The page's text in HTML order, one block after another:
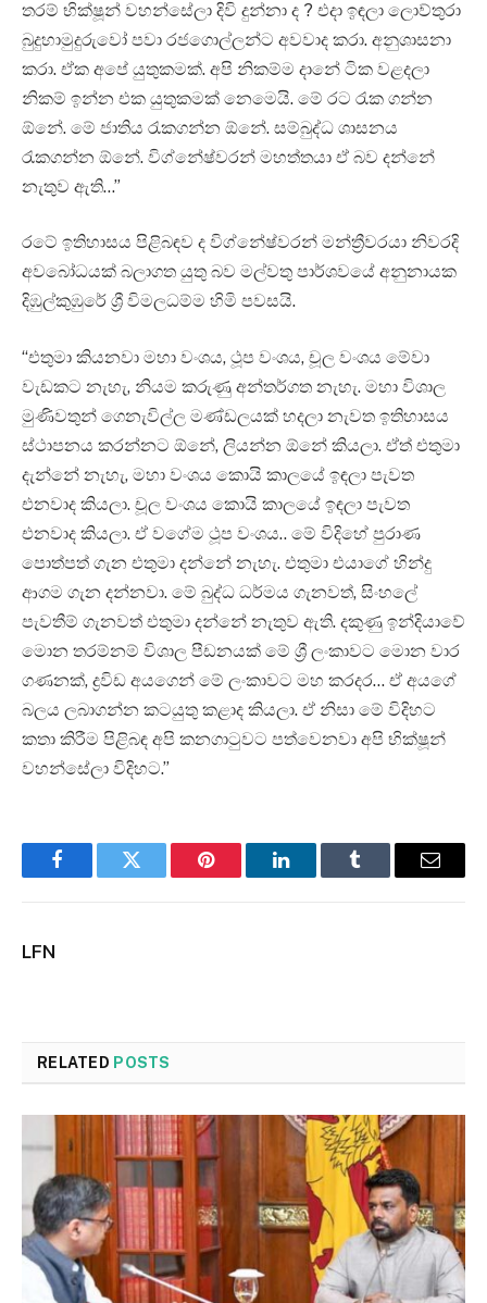
තරම් භික්ෂූන් වහන්සේලා දිවි දුන්නා ද ? එදා ඉඳලා ලොව්තුරා
බුදුහාමුදුරුවෝ පවා රජගොල්ලන්ට අවවාද කරා. අනුශාසනා
කරා. ඒක අපේ යුතුකමක්. අපි නිකම්ම දානේ ටික වළදලා
නිකම් ඉන්න එක යුතුකමක් නෙමෙයි. මේ රට රැක ගන්න
ඕනේ. මේ ජාතිය රැකගන්න ඕනේ. සම්බුද්ධ ශාසනය
රැකගන්න ඕනේ. විග්නේෂ්වරන් මහත්තයා ඒ බව දන්නේ
නැතුව ඇති…”
රටේ ඉතිහාසය පිළිබඳව ද විග්නේෂ්වරන් මන්ත්‍රීවරයා නිවරදි
අවබෝධයක් බලාගත යුතු බව මල්වතු පාර්ශවයේ අනුනායක
දිඹුල්කුඹුරේ ශ්‍රී විමලධම්ම හිමි පවසයි.
“එතුමා කියනවා මහා වංශය, ථූප වංශය, චූල වංශය මේවා
වැඩකට නැහැ, නියම කරුණු අන්තර්ගත නැහැ. මහා විශාල
මුණිවතුන් ගෙනැවිල්ල මණ්ඩලයක් හදලා නැවත ඉතිහාසය
ස්ථාපනය කරන්නට ඕනේ, ලියන්න ඕනේ කියලා. ඒත් එතුමා
දැන්නේ නැහැ, මහා වංශය කොයි කාලයේ ඉඳලා පැවත
එනවාද කියලා. චූල වංශය කොයි කාලයේ ඉඳලා පැවත
එනවාද කියලා. ඒ වගේම ථූප වංශය.. මේ විදිහේ පුරාණ
පොත්පත් ගැන එතුමා දන්නේ නැහැ. එතුමා එයාගේ හින්දු
ආගම ගැන දන්නවා. මේ බුද්ධ ධර්මය ගැනවත්, සිංහලේ
පැවතීම් ගැනවත් එතුමා දන්නේ නැතුව ඇති. දකුණු ඉන්දියාවේ
මොන තරම්නම් විශාල පීඩනයක් මේ ශ්‍රී ලංකාවට මොන වාර
ගණනක්, ද්‍රවිඩ අයගෙන් මේ ලංකාවට මහ කරදර… ඒ අයගේ
බලය ලබාගන්න කටයුතු කළාද කියලා. ඒ නිසා මේ විදිහට
කතා කිරීම පිළිබඳ අපි කනගාටුවට පත්වෙනවා අපි භික්ෂූන්
වහන්සේලා විදිහට.”
FacebookTwitter Pinterest LinkedInTumblr Email
LFN
RELATED POSTS